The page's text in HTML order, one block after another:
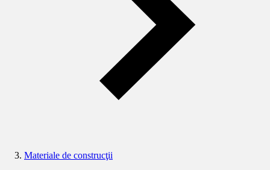
Materiale de construcţii